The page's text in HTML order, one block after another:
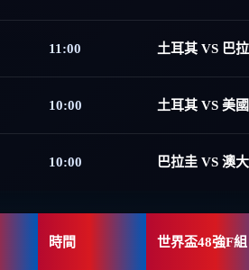
11:00 土耳其 VS 巴
10:00 土耳其 VS 美國
10:00 巴拉圭 VS 澳
時間 世界盃48強F組